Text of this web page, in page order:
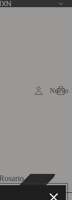
Nuevo